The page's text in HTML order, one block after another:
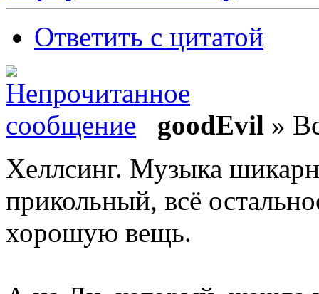
Ответить с цитатой
goodEvil »
Хеллсинг. Музыка
прикольный, всё
хорошую вещь.